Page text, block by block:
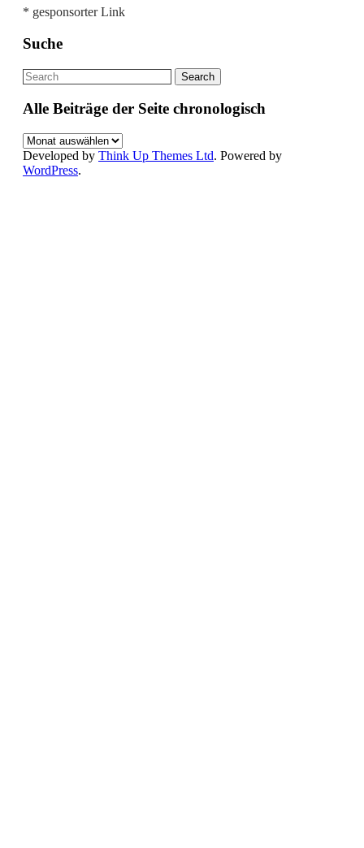
* gesponsorter Link
Suche
Alle Beiträge der Seite chronologisch
Alle
Beiträge
der
Developed by Think Up Themes Ltd. Powered by
WordPress.